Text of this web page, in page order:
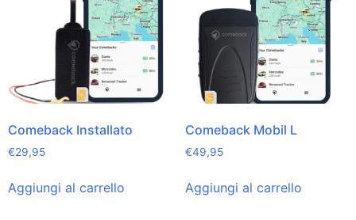
Comeback Installato
€29,95
Aggiungi al carrello
Comeback Mobil L
€49,95
Aggiungi al carrello